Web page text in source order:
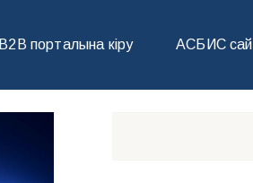
В2В порталына кіру АСБИС